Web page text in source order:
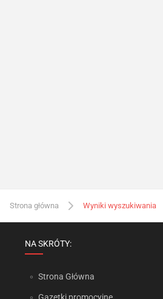
Strona główna Wyniki wyszukiwania
NA SKRÓTY:
Strona Główna